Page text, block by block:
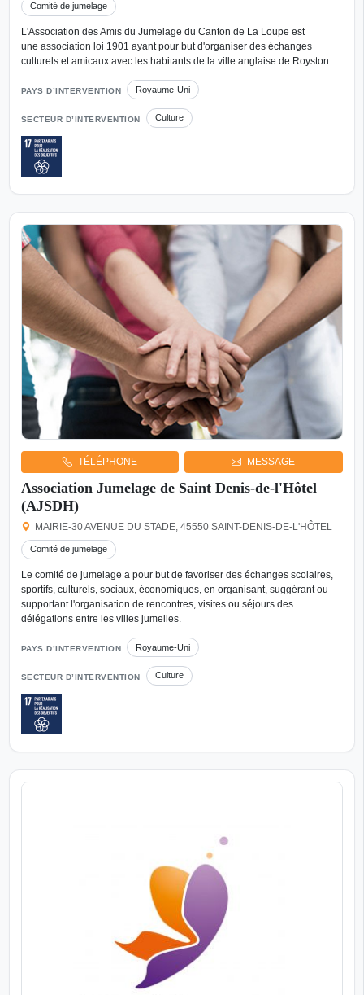
Comité de jumelage
L'Association des Amis du Jumelage du Canton de La Loupe est
une association loi 1901 ayant pour but d'organiser des échanges
culturels et amicaux avec les habitants de la ville anglaise de Royston.
PAYS D’INTERVENTION Royaume-Uni
SECTEUR D’INTERVENTION Culture
TÉLÉPHONE MESSAGE
Association Jumelage de Saint Denis-de-l'Hôtel
(AJSDH)
MAIRIE-30 AVENUE DU STADE, 45550 SAINT-DENIS-DE-L'HÔTEL
Comité de jumelage
Le comité de jumelage a pour but de favoriser des échanges scolaires,
sportifs, culturels, sociaux, économiques, en organisant, suggérant ou
supportant l'organisation de rencontres, visites ou séjours des
délégations entre les villes jumelles.
PAYS D’INTERVENTION Royaume-Uni
SECTEUR D’INTERVENTION Culture